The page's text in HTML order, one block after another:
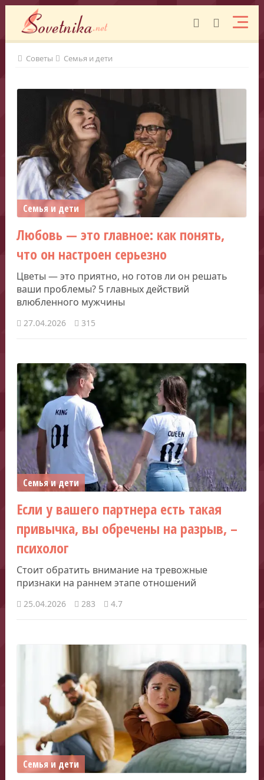
Советы Семья и дети
Семья и дети
Любовь — это главное: как понять,
что он настроен серьезно
Цветы — это приятно, но готов ли он решать
ваши проблемы? 5 главных действий
влюбленного мужчины
27.04.2026 315
Семья и дети
Если у вашего партнера есть такая
привычка, вы обречены на разрыв, –
психолог
Стоит обратить внимание на тревожные
признаки на раннем этапе отношений
25.04.2026 283 4.7
Семья и дети